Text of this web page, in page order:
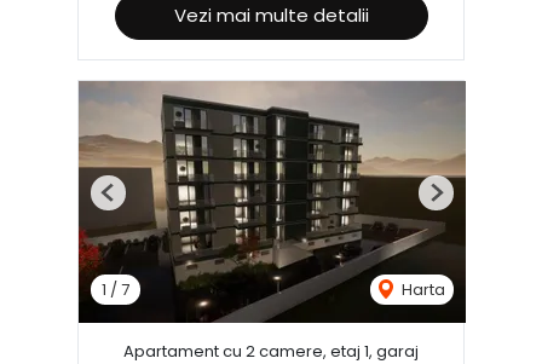
Vezi mai multe detalii
1 /7 Harta
Previous Next
Apartament cu 2 camere, etaj 1, garaj